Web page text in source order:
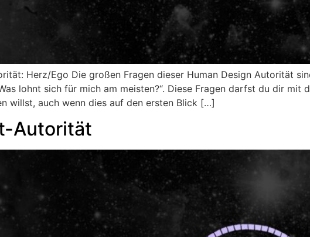
Herz/Ego Die großen Fragen dieser Human Design Autorität
lohnt sich für mich am meisten?“. Diese Fragen darfst du dir
willst, auch wenn dies auf den ersten Blick […]
Autorität